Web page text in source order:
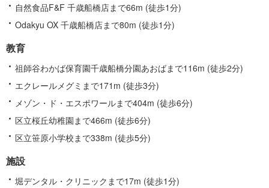
自然食品F&F 千歳船橋店まで66m (徒歩1分)
Odakyu OX 千歳船橋店まで80m (徒歩1分)
教育
祖師谷わかば保育園千歳船橋分園あおばまで116m (徒歩2分)
エクレールメグミまで171m (徒歩3分)
メゾン・ド・エスポワールまで404m (徒歩6分)
区立桜丘幼稚園まで466m (徒歩6分)
区立笹原小学校まで338m (徒歩5分)
施設
堀デンタル・クリニックまで17m (徒歩1分)